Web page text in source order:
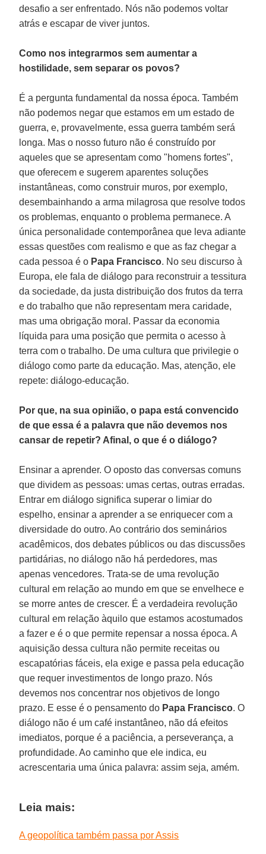
desafio a ser enfrentado. Nós não podemos voltar
atrás e escapar de viver juntos.
Como nos integrarmos sem aumentar a
hostilidade, sem separar os povos?
É a pergunta fundamental da nossa época. Também
não podemos negar que estamos em um estado de
guerra, e, provavelmente, essa guerra também será
longa. Mas o nosso futuro não é construído por
aqueles que se apresentam como "homens fortes",
que oferecem e sugerem aparentes soluções
instantâneas, como construir muros, por exemplo,
desembainhando a arma milagrosa que resolve todos
os problemas, enquanto o problema permanece. A
única personalidade contemporânea que leva adiante
essas questões com realismo e que as faz chegar a
cada pessoa é o Papa Francisco. No seu discurso à
Europa, ele fala de diálogo para reconstruir a tessitura
da sociedade, da justa distribuição dos frutos da terra
e do trabalho que não representam mera caridade,
mas uma obrigação moral. Passar da economia
líquida para uma posição que permita o acesso à
terra com o trabalho. De uma cultura que privilegie o
diálogo como parte da educação. Mas, atenção, ele
repete: diálogo-educação.
Por que, na sua opinião, o papa está convencido
de que essa é a palavra que não devemos nos
cansar de repetir? Afinal, o que é o diálogo?
Ensinar a aprender. O oposto das conversas comuns
que dividem as pessoas: umas certas, outras erradas.
Entrar em diálogo significa superar o limiar do
espelho, ensinar a aprender a se enriquecer com a
diversidade do outro. Ao contrário dos seminários
acadêmicos, dos debates públicos ou das discussões
partidárias, no diálogo não há perdedores, mas
apenas vencedores. Trata-se de uma revolução
cultural em relação ao mundo em que se envelhece e
se morre antes de crescer. É a verdadeira revolução
cultural em relação àquilo que estamos acostumados
a fazer e é o que permite repensar a nossa época. A
aquisição dessa cultura não permite receitas ou
escapatórias fáceis, ela exige e passa pela educação
que requer investimentos de longo prazo. Nós
devemos nos concentrar nos objetivos de longo
prazo. E esse é o pensamento do Papa Francisco. O
diálogo não é um café instantâneo, não dá efeitos
imediatos, porque é a paciência, a perseverança, a
profundidade. Ao caminho que ele indica, eu
acrescentaria uma única palavra: assim seja, amém.
Leia mais:
A geopolítica também passa por Assis